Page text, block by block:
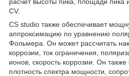
CV.
CS studio также обеспечивает
аппроксимацию по уравнению
Фольмера. Он может рассчитать
коррозии, ток ограничения,
ионов, скорость коррозии. Он
плотность спектра мощности,